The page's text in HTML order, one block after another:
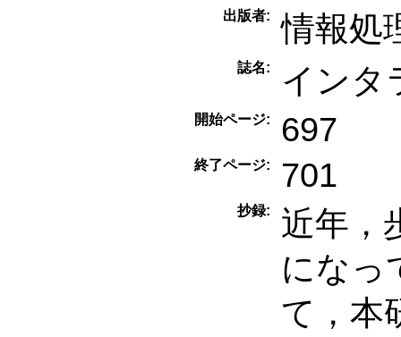
出版者: 情報処
誌名: インタ
開始ページ: 697
終了ページ: 701
抄録:
近年，
になっ
て，本